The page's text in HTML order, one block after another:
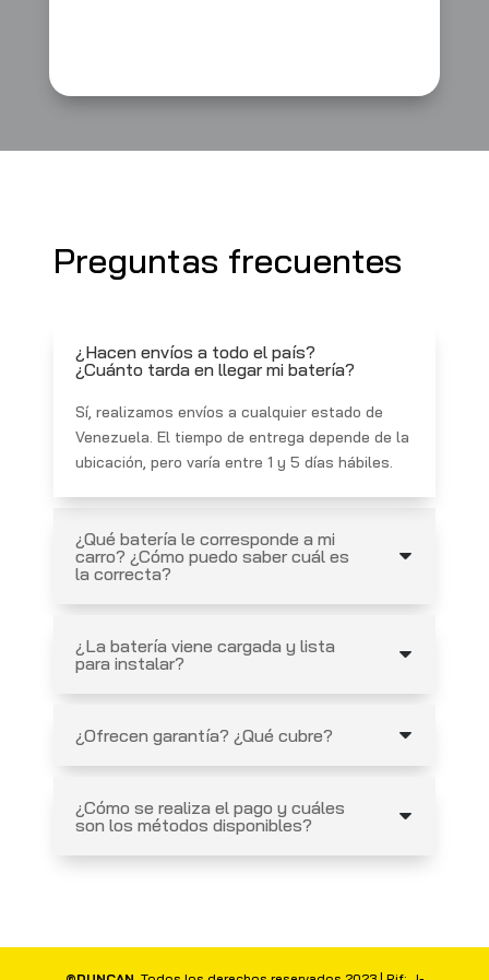
Preguntas frecuentes
¿Hacen envíos a todo el país?
¿Cuánto tarda en llegar mi batería?
Sí, realizamos envíos a cualquier estado de
Venezuela. El tiempo de entrega depende de la
ubicación, pero varía entre 1 y 5 días hábiles.
¿Qué batería le corresponde a mi
carro? ¿Cómo puedo saber cuál es
la correcta?
¿La batería viene cargada y lista
para instalar?
¿Ofrecen garantía? ¿Qué cubre?
¿Cómo se realiza el pago y cuáles
son los métodos disponibles?